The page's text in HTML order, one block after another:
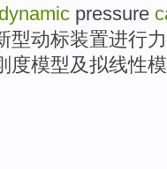
dynamic pressure
型动标装置进行
度模型及拟线性